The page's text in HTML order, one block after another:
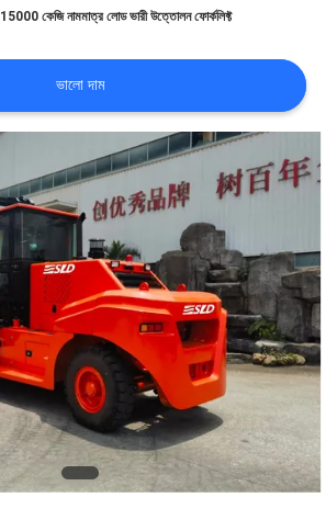
15000 কেজি নামমাত্র লোড ভারী উত্তোলন ফোর্কলিফ্ট
ভালো দাম